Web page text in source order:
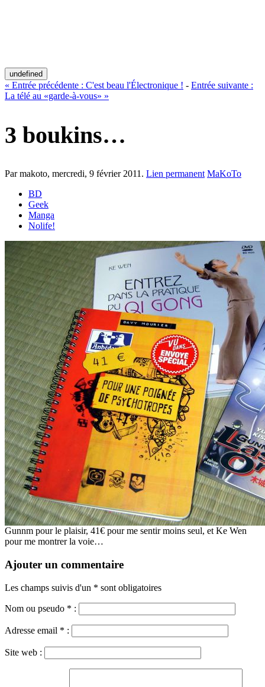
undefined
« Entrée précédente : C'est beau l'Électronique ! - Entrée suivante :
La télé au «garde-à-vous» »
3 boukins…
Par makoto, mercredi, 9 février 2011 . Lien permanent MaKoTo
BD
Geek
Manga
Nolife!
Gunnm pour le plaisir, 41€ pour me sentir moins seul, et Ke Wen
pour me montrer la voie…
Ajouter un commentaire
Les champs suivis d'un * sont obligatoires
Nom ou pseudo * :
Adresse email * :
Site web :